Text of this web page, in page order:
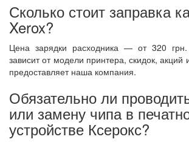
Сколько стоит заправка
Xerox?
Цена зарядки расходника — от 320 грн.
зависит от модели принтера, скидок, акций
предоставляет наша компания.
Обязательно ли
или замену чипа в
устройстве Ксерокс?